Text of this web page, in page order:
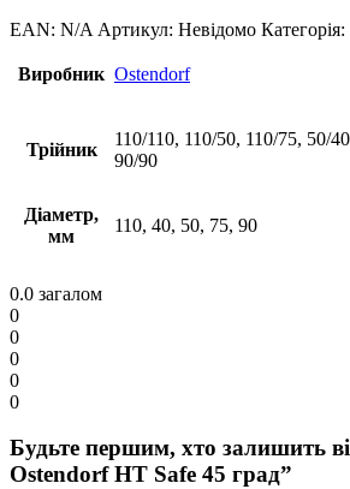
EAN: N/A Артикул: Невідомо Категорія:
Виробник Ostendorf
Трійник
110/110, 110/50, 110/75, 50/
90/90
Діаметр,
мм
110, 40, 50, 75, 90
0.0 загалом
0
0
0
0
0
Будьте першим, хто залишить
Ostendorf HT Safe 45 град”